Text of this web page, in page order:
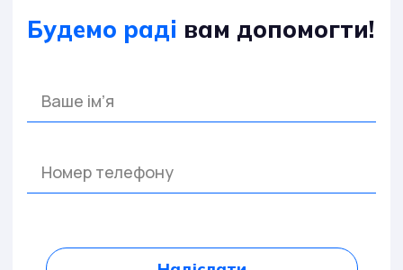
Будемо раді вам допомогти!